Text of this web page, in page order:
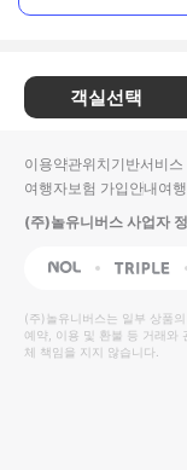
객실선택
이용약관위치기반서비
여행자보험 가입안내여
(주)놀유니버스 사업자
NOL Triple
(주)놀유니버스는 일부 상품
예약, 이용 및 환불 등 거래와
체 책임을 지지 않습니다.